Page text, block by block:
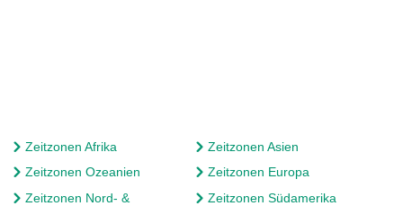
Zeitzonen Afrika
Zeitzonen Asien
Zeitzonen Ozeanien
Zeitzonen Europa
Zeitzonen Nord- &
Zeitzonen Südamerika